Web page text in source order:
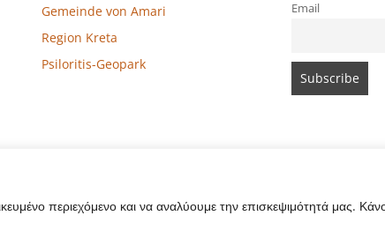
περιεχόμενο και να αναλύουμε την επισκεψιμότητά μας.
Gemeinde von Amari
Region Kreta
Psiloritis-Geopark
Email